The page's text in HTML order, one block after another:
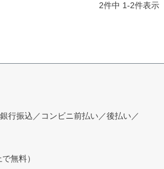
2件中 1-2件表示
行振込／コンビニ前払い／後払い／
無料）